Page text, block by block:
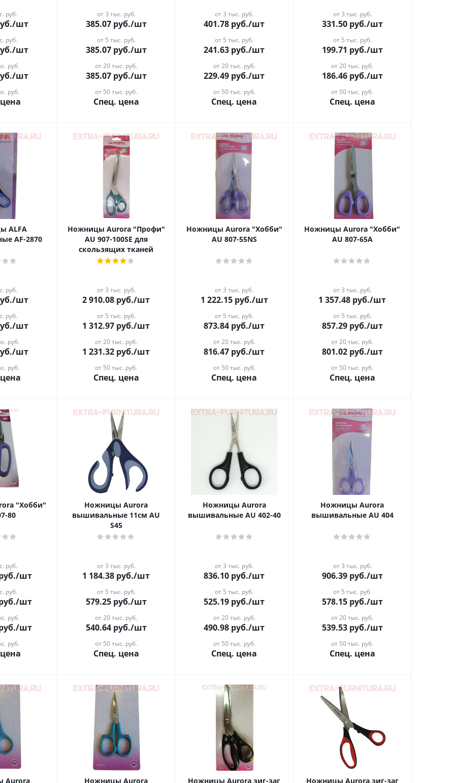
руб.
/шт
руб.
/шт
руб.
/шт
руб.
от 3 тыс. руб.
385.07руб./шт
от 5 тыс. руб.
385.07руб./шт
от 20 тыс. руб.
385.07руб./шт
от 50 тыс. руб.
Спец. цена
от 3 тыс. руб.
401.78 руб./шт
от 5 тыс. руб.
241.63 руб./шт
от 20 тыс. руб.
229.49 руб./шт
от 50 тыс. руб.
Спец. цена
от 3 тыс. руб.
331.50руб./шт
от 5 тыс. руб.
199.71 руб./шт
от 20 тыс. руб.
186.46руб./шт
от 50 тыс. руб.
Спец. цена
ALFA
AF-2870
руб.
/шт
руб.
/шт
руб.
/шт
руб.
Ножницы Aurora "Профи"
AU 907-100SE для
скользящих тканей
от 3 тыс. руб.
2 910.08 руб./шт
от 5 тыс. руб.
1 312.97 руб./шт
от 20 тыс. руб.
1 231.32 руб./шт
от 50 тыс. руб.
Спец. цена
Ножницы Aurora "Хобби"
AU 807-55NS
от 3 тыс. руб.
1 222.15руб./шт
от 5 тыс. руб.
873.84 руб./шт
от 20 тыс. руб.
816.47 руб./шт
от 50 тыс. руб.
Спец. цена
Ножницы Aurora "Хобби"
AU 807-65А
от 3 тыс. руб.
1 357.48 руб./шт
от 5 тыс. руб.
857.29руб./шт
от 20 тыс. руб.
801.02руб./шт
от 50 тыс. руб.
Спец. цена
"Хобби"
80
руб.
/шт
руб.
/шт
руб.
/шт
руб.
Ножницы Aurora
вышивальные 11см AU
S45
от 3 тыс. руб.
1 184.38 руб./шт
от 5 тыс. руб.
579.25руб./шт
от 20 тыс. руб.
540.64руб./шт
от 50 тыс. руб.
Спец. цена
Ножницы Aurora
вышивальные AU 402-40
от 3 тыс. руб.
836.10 руб./шт
от 5 тыс. руб.
525.19 руб./шт
от 20 тыс. руб.
490.98 руб./шт
от 50 тыс. руб.
Спец. цена
Ножницы Aurora
вышивальные AU 404
от 3 тыс. руб.
906.39руб./шт
от 5 тыс. руб.
578.15руб./шт
от 20 тыс. руб.
539.53руб./шт
от 50 тыс. руб.
Спец. цена
Aurora Ножницы Aurora Ножницы Aurora зиг-заг Ножницы Aurora зиг-заг